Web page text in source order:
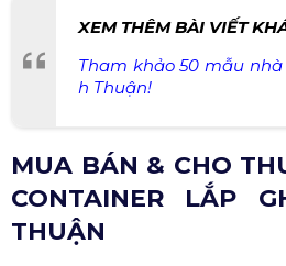
XEM THÊM BÀI VIẾT
Tham khảo 50 mẫu
h Thuận!
MUA BÁN & CHO
CONTAINER LẮP
THUẬN